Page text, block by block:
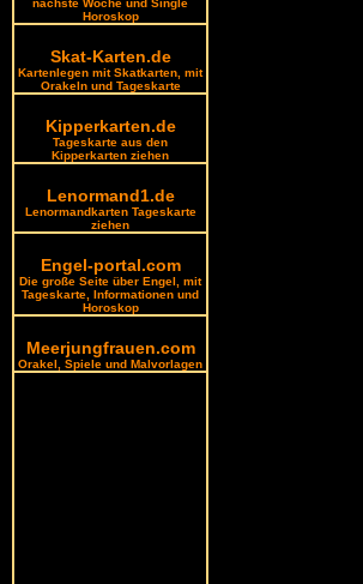
nächste Woche und Single
Horoskop
Skat-Karten.de
Kartenlegen mit Skatkarten, mit
Orakeln und Tageskarte
Kipperkarten.de
Tageskarte aus den
Kipperkarten ziehen
Lenormand1.de
Lenormandkarten Tageskarte
ziehen
Engel-portal.com
Die große Seite über Engel, mit
Tageskarte, Informationen und
Horoskop
Meerjungfrauen.com
Orakel, Spiele und Malvorlagen